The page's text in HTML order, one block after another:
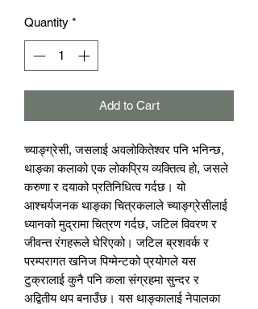
Quantity *
Add to Cart
च्याङ्ग्रेसी, जसलाई अवलोकितेश्वर पनि भनिन्छ,
थाङ्का कलाको एक लोकप्रिय व्यक्तित्व हो, जसले
करुणा र दयाको प्रतिनिधित्व गर्दछ। यो
आश्चर्यजनक थाङ्का चित्रकलाले च्याङ्ग्रेसीलाई
ध्यानको मुद्रामा चित्रण गर्दछ, जटिल विवरण र
जीवन्त रंगहरूले घेरिएको। जटिल ब्रशवर्क र
परम्परागत खनिज पिग्मेन्टको प्रयोगले यस
टुक्रालाई कुनै पनि कला संग्रहमा सुन्दर र
अद्वितीय थप बनाउँछ। यस थाङ्कालाई नेपालका